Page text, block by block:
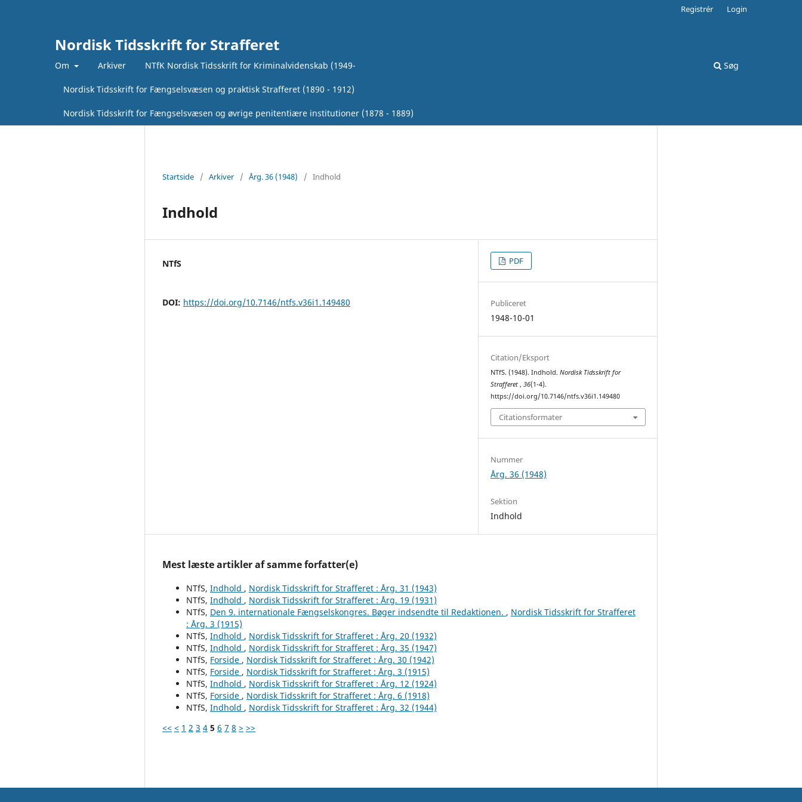
Nordisk Tidsskrift for Strafferet
Om Arkiver NTfK Nordisk Tidsskrift for Kriminalvidenskab (1949-
Nordisk Tidsskrift for Fængselsvæsen og praktisk Strafferet (1890 - 1912)
Nordisk Tidsskrift for Fængselsvæsen og øvrige penitentiære institutioner (1878 - 1889)
Søg
Registrér Login
Startside / Arkiver / Årg. 36 (1948) / Indhold
Indhold
NTfS
DOI: https://doi.org/10.7146/ntfs.v36i1.149480
PDF
Publiceret
1948-10-01
Citation/Eksport
NTfS. (1948). Indhold.Nordisk Tidsskrift for
Strafferet,36(1-4).
https://doi.org/10.7146/ntfs.v36i1.149480
Citationsformater
Nummer
Årg. 36 (1948)
Sektion
Indhold
Mest læste artikler af samme forfatter(e)
NTfS, Indhold , Nordisk Tidsskrift for Strafferet : Årg. 31 (1943)
NTfS, Indhold , Nordisk Tidsskrift for Strafferet : Årg. 19 (1931)
NTfS, Den 9. internationale Fængselskongres. Bøger indsendte til Redaktionen. , Nordisk Tidsskrift for Strafferet
: Årg. 3 (1915)
NTfS, Indhold , Nordisk Tidsskrift for Strafferet : Årg. 20 (1932)
NTfS, Indhold , Nordisk Tidsskrift for Strafferet : Årg. 35 (1947)
NTfS, Forside , Nordisk Tidsskrift for Strafferet : Årg. 30 (1942)
NTfS, Forside , Nordisk Tidsskrift for Strafferet : Årg. 3 (1915)
NTfS, Indhold , Nordisk Tidsskrift for Strafferet : Årg. 12 (1924)
NTfS, Forside , Nordisk Tidsskrift for Strafferet : Årg. 6 (1918)
NTfS, Indhold , Nordisk Tidsskrift for Strafferet : Årg. 32 (1944)
<< < 1 2 3 4 5 6 7 8 > >>